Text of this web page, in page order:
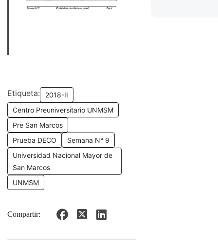
Etiqueta:
2018-II
Centro Preuniversitario UNMSM
Pre San Marcos
Prueba DECO
Semana N° 9
Universidad Nacional Mayor de
San Marcos
UNMSM
Compartir: